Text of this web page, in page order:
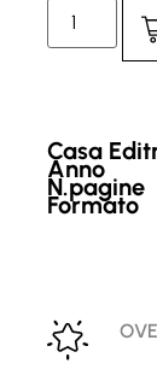
Casa
Anno
N.pagine
Formato